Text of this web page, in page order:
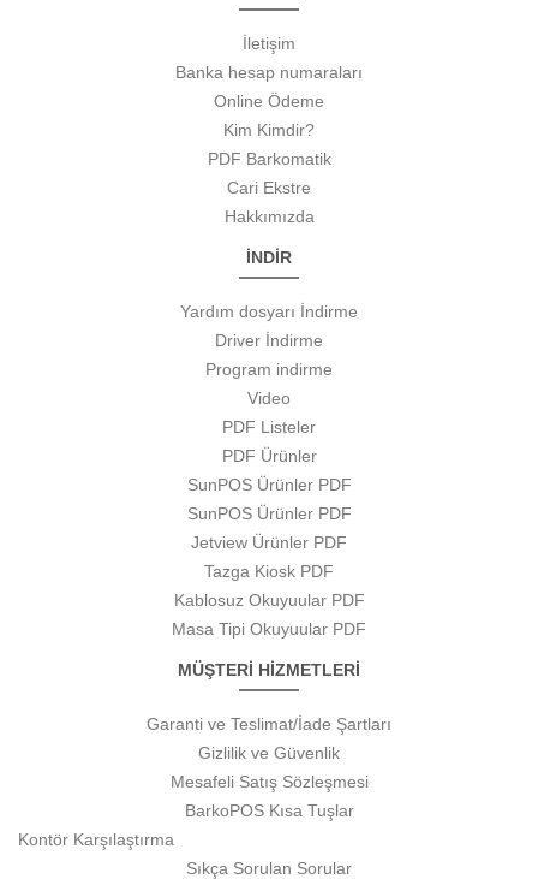
İletişim
Banka hesap numaraları
Online Ödeme
Kim Kimdir?
PDF Barkomatik
Cari Ekstre
Hakkımızda
İNDİR
Yardım dosyarı İndirme
Driver İndirme
Program indirme
Video
PDF Listeler
PDF Ürünler
SunPOS Ürünler PDF
SunPOS Ürünler PDF
Jetview Ürünler PDF
Tazga Kiosk PDF
Kablosuz Okuyuular PDF
Masa Tipi Okuyuular PDF
MÜŞTERİ HİZMETLERİ
Garanti ve Teslimat/İade Şartları
Gizlilik ve Güvenlik
Mesafeli Satış Sözleşmesi
BarkoPOS Kısa Tuşlar
Kontör Karşılaştırma
Sıkça Sorulan Sorular